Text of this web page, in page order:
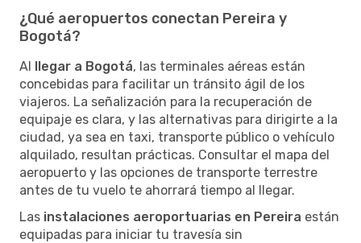
¿Qué aeropuertos conectan Pereira y
Bogotá?
Al llegar a Bogotá, las terminales aéreas están
concebidas para facilitar un tránsito ágil de los
viajeros. La señalización para la recuperación de
equipaje es clara, y las alternativas para dirigirte a la
ciudad, ya sea en taxi, transporte público o vehículo
alquilado, resultan prácticas. Consultar el mapa del
aeropuerto y las opciones de transporte terrestre
antes de tu vuelo te ahorrará tiempo al llegar.
Las instalaciones aeroportuarias en Pereira están
equipadas para iniciar tu travesía sin